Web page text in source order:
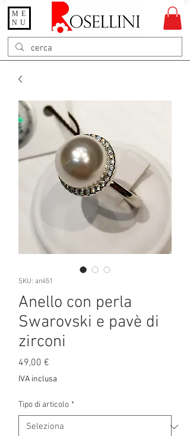
Gioielleria Rosellini
Rosellini online
ME
NU
SKU: an451
Anello con perla
Swarovski e pavè di
zirconi
49,00 €
IVA inclusa
Tipo di articolo *